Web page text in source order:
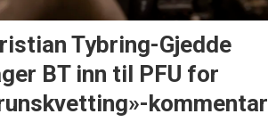
Tybring-Gjedde
BT inn til PFU for
kommentar